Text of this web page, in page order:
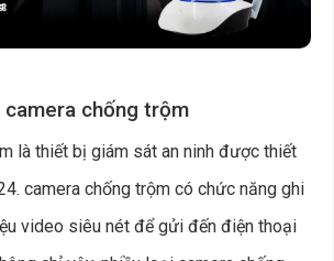
camera chống trộm
là thiết bị giám sát an ninh được thiết
camera chống trộm có chức năng ghi
video siêu nét để gửi đến điện thoại